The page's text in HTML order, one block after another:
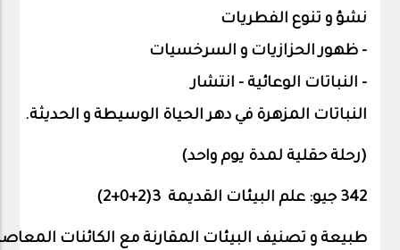
نشؤ و تنوع الفطريات
- ظهور الحزازيات و السرخسيات
- النباتات الوعائية - انتشار
النباتات المزهرة في دهر الحياة الوسيطة و الحديثة.
)رحلة حقلية لمدة يوم واحد(
342 جيو: علم البيئات القديمة 3(2+0+ 2
)
طبيعة و تصنيف البيئات المقارنة مع الكائنات